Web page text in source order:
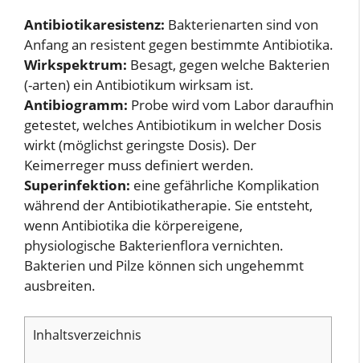
Antibiotikaresistenz: Bakterienarten sind von
Anfang an resistent gegen bestimmte Antibiotika.
Wirkspektrum: Besagt, gegen welche Bakterien
(-arten) ein Antibiotikum wirksam ist.
Antibiogramm: Probe wird vom Labor daraufhin
getestet, welches Antibiotikum in welcher Dosis
wirkt (möglichst geringste Dosis). Der
Keimerreger muss definiert werden.
Superinfektion: eine gefährliche Komplikation
während der Antibiotikatherapie. Sie entsteht,
wenn Antibiotika die körpereigene,
physiologische Bakterienflora vernichten.
Bakterien und Pilze können sich ungehemmt
ausbreiten.
Inhaltsverzeichnis